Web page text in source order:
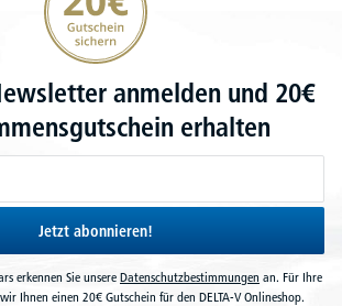
anmelden und 20€
erhalten
Jetzt abonnieren!
erkennen Sie unsereDatenschutzbestimmungen an. Für Ihre
Ihnen einen 20€ Gutschein für den DELTA-V Onlineshop.